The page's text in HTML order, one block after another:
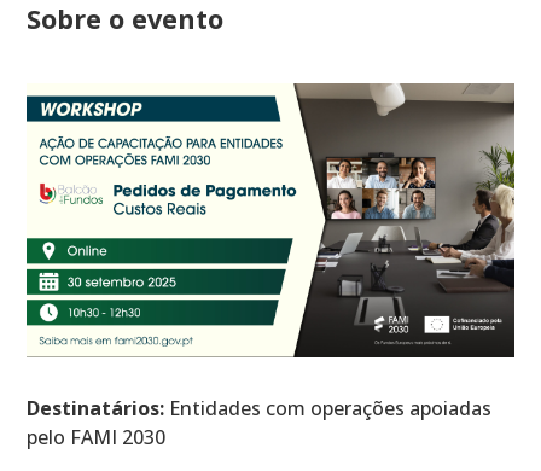
Sobre o evento
Destinatários: Entidades com operações apoiadas
pelo FAMI 2030